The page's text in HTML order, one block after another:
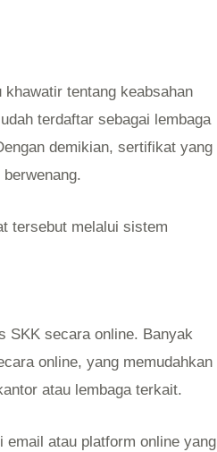
khawatir tentang keabsahan
terdaftar sebagai lembaga
demikian, sertifikat yang
tersebut melalui sistem
SKK secara online. Banyak
online, yang memudahkan
atau lembaga terkait.
email atau platform online yang